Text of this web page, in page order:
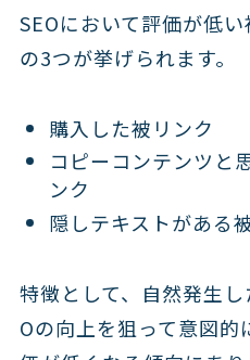
SEOにおいて評価が低
の3つが挙げられます。
購入した被リンク
コピーコンテンツと
ンク
隠しテキストがある
特徴として、自然発生
Oの向上を狙って意図